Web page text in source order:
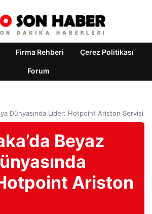
Firma Rehberi Çerez Politikası
Forum
Dünyasında Lider: Hotpoint Ariston Servisi
Beyaz
Ariston